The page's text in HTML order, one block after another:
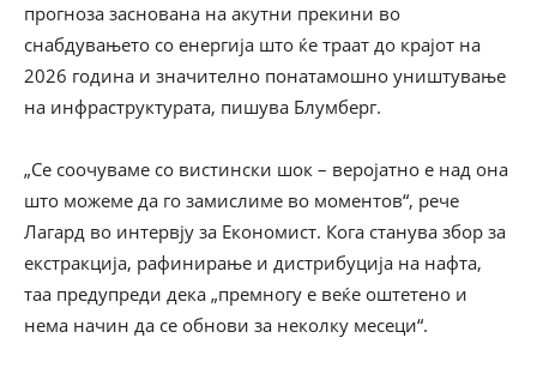
прогноза заснована на акутни прекини во
снабдувањето со енергија што ќе траат до крајот на
2026 година и значително понатамошно уништување
на инфраструктурата, пишува Блумберг.
„Се соочуваме со вистински шок – веројатно е над она
што можеме да го замислиме во моментов“, рече
Лагард во интервју за Економист. Кога станува збор за
екстракција, рафинирање и дистрибуција на нафта,
таа предупреди дека „премногу е веќе оштетено и
нема начин да се обнови за неколку месеци“.